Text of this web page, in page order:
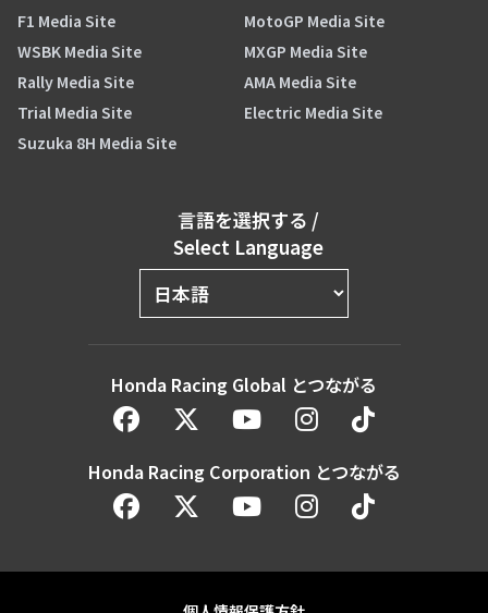
F1 Media Site
MotoGP Media Site
WSBK Media Site
MXGP Media Site
Rally Media Site
AMA Media Site
Trial Media Site
Electric Media Site
Suzuka 8H Media Site
言語を選択する /
Select Language
Honda Racing Global とつながる
Honda Racing Corporation とつながる